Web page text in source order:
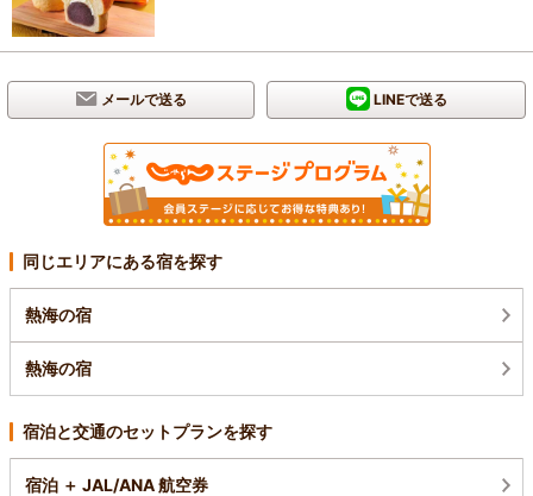
メールで送る LINEで送る
同じエリアにある宿を探す
熱海の宿
熱海の宿
宿泊と交通のセットプランを探す
宿泊 ＋ JAL/ANA 航空券